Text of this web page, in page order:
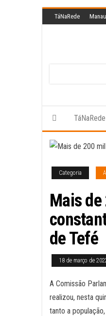
Skip
to
TáNaRede
TáNaRede
Categoria
Mais
de Tefé
18 de março de
A Comissão
realizou, nesta
tanto a